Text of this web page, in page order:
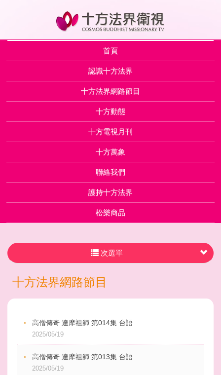
首頁
認識十方法界
十方法界網路節目
十方動態
十方電視月刊
十方萬象
聯絡我們
護持十方法界
松樂商品
次選單
十方法界網路節目
高僧傳奇 達摩祖師 第014集 台語
2025/05/19
高僧傳奇 達摩祖師 第013集 台語
2025/05/19